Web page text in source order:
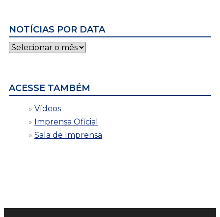
NOTÍCIAS POR DATA
Notícias
por
ACESSE TAMBÉM
Vídeos
Imprensa Oficial
Sala de Imprensa